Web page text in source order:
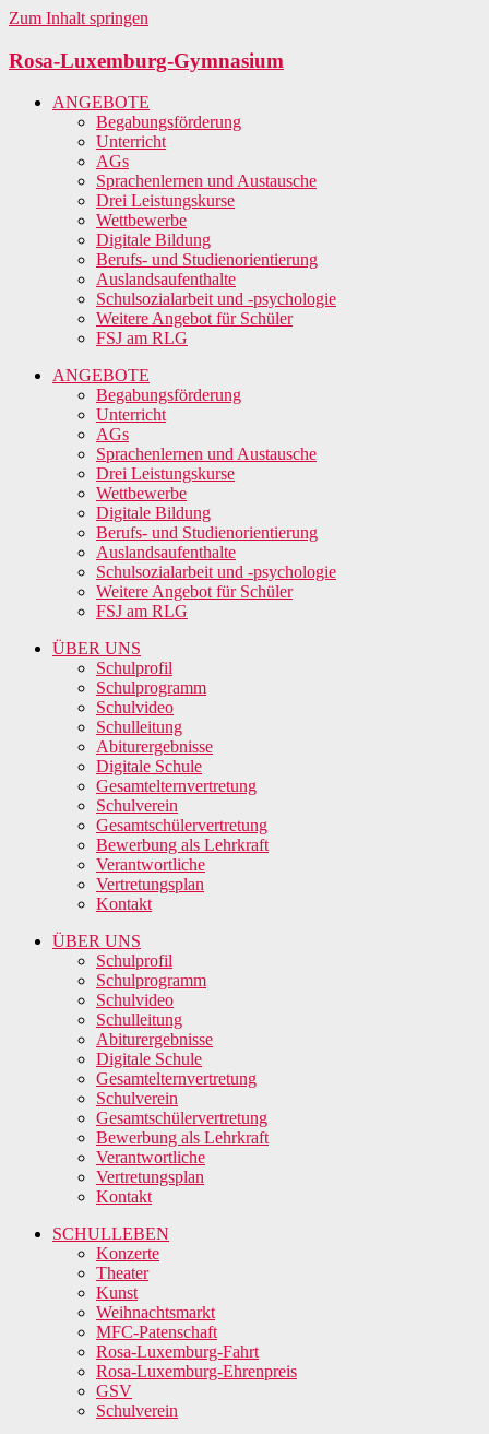
Zum Inhalt springen
Rosa-Luxemburg-Gymnasium
ANGEBOTE
Begabungsförderung
Unterricht
AGs
Sprachenlernen und Austausche
Drei Leistungskurse
Wettbewerbe
Digitale Bildung
Berufs- und Studienorientierung
Auslandsaufenthalte
Schulsozialarbeit und -psychologie
Weitere Angebot für Schüler
FSJ am RLG
ANGEBOTE
Begabungsförderung
Unterricht
AGs
Sprachenlernen und Austausche
Drei Leistungskurse
Wettbewerbe
Digitale Bildung
Berufs- und Studienorientierung
Auslandsaufenthalte
Schulsozialarbeit und -psychologie
Weitere Angebot für Schüler
FSJ am RLG
ÜBER UNS
Schulprofil
Schulprogramm
Schulvideo
Schulleitung
Abiturergebnisse
Digitale Schule
Gesamtelternvertretung
Schulverein
Gesamtschülervertretung
Bewerbung als Lehrkraft
Verantwortliche
Vertretungsplan
Kontakt
ÜBER UNS
Schulprofil
Schulprogramm
Schulvideo
Schulleitung
Abiturergebnisse
Digitale Schule
Gesamtelternvertretung
Schulverein
Gesamtschülervertretung
Bewerbung als Lehrkraft
Verantwortliche
Vertretungsplan
Kontakt
SCHULLEBEN
Konzerte
Theater
Kunst
Weihnachtsmarkt
MFC-Patenschaft
Rosa-Luxemburg-Fahrt
Rosa-Luxemburg-Ehrenpreis
GSV
Schulverein